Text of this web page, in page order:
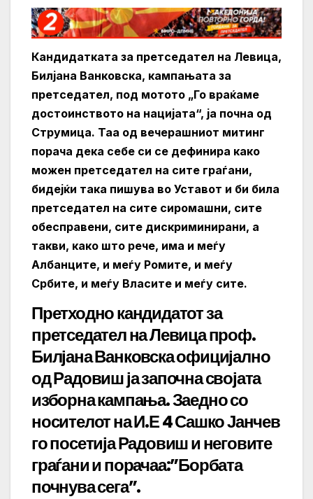
Кандидатката за претседател на Левица,
Билјана Ванковска, кампањата за
претседател, под мотото „Го враќаме
достоинството на нацијата“, ја почна од
Струмица. Таа од вечерашниот митинг
порача дека себе си се дефинира како
можен претседател на сите граѓани,
бидејќи така пишува во Уставот и би била
претседател на сите сиромашни, сите
обесправени, сите дискриминирани, а
такви, како што рече, има и меѓу
Албанците, и меѓу Ромите, и меѓу
Србите, и меѓу Власите и меѓу сите.
Претходно кандидатот за
претседател на Левица проф.
Билјана Ванковска официјално
од Радовиш ја започна својата
изборна кампања.Заедно со
носителот на И.Е 4 Сашко Јанчев
го посетија Радовиш и неговите
граѓани и порачаа:”Борбата
почнува сега”.